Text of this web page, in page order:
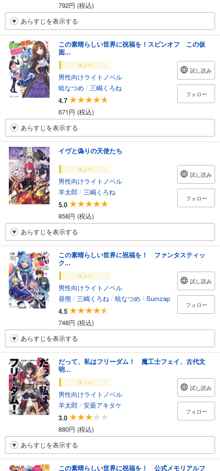
792円 (税込)
あらすじを表示する
この素晴らしい世界に祝福を！スピンオフ この仮
面...
ラノベ
男性向けライトノベル
暁なつめ / 三嶋くろね
4.7
671円 (税込)
試し読み
フォロー
あらすじを表示する
イヴと偽りの天使たち
ラノベ
男性向けライトノベル
羊太郎 / 三嶋くろね
5.0
858円 (税込)
試し読み
フォロー
あらすじを表示する
この素晴らしい世界に祝福を！ ファンタスティッ
ク...
ラノベ
男性向けライトノベル
昼熊 / 三嶋くろね / 暁なつめ / Sumzap
4.5
748円 (税込)
試し読み
フォロー
あらすじを表示する
だって、私はフリーダム！ 魔工士フェイ、古代文
明...
ラノベ
男性向けライトノベル
羊太郎 / 安曇アキタケ
3.0
880円 (税込)
試し読み
フォロー
あらすじを表示する
この素晴らしい世界に祝福を！ 公式メモリアルフ